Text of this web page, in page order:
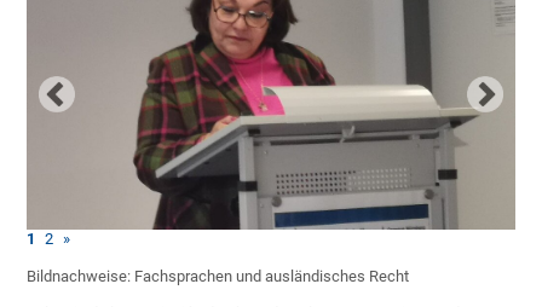
1 2 »
Bildnachweise: Fachsprachen und ausländisches Recht